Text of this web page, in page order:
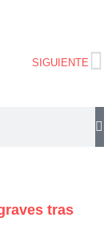
SIGUIENTE
tras